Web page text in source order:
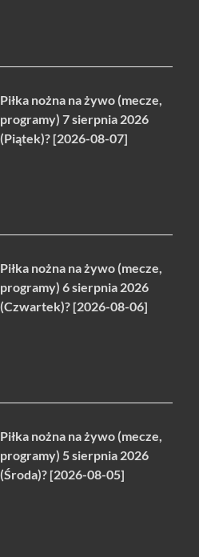
Piłka nożna na żywo (mecze,
programy) 7 sierpnia 2026
(Piątek)? [2026-08-07]
Piłka nożna na żywo (mecze,
programy) 6 sierpnia 2026
(Czwartek)? [2026-08-06]
Piłka nożna na żywo (mecze,
programy) 5 sierpnia 2026
(Środa)? [2026-08-05]